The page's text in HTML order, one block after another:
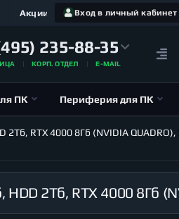
Вход в личный кабинет
Акции
235-88-35
КОРП. ОТДЕЛ E-MAIL
ПК Периферия для ПК
RTX 4000 8Гб (NVIDIA